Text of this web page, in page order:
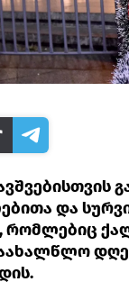
და
რომლებიც